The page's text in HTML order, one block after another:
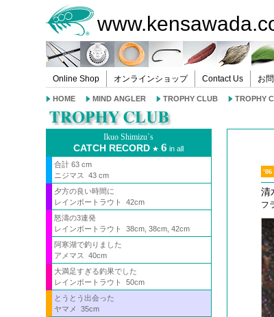
Online Shop オンラインショップ Contact Us お
HOME MIND ANGLER TROPHY CLUB TROPHY
Ikuo Shimizu`s
CATCH RECORD ★6 in all
合計 63 cm
ニジマス 43 cm
夕方の良い時間に
レインボートラウト 42cm
怒濤の3連発
レインボートラウト 38cm, 38cm, 42cm
阿寒湖で釣りました
アメマス 40cm
大満足すぎる釣果でした
レインボートラウト 50cm
とうとう出会った
ヤマメ 35cm
'06
清
フ